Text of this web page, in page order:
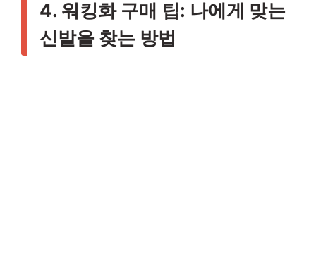
4. 워킹화 구매 팁: 나에게 맞는
신발을 찾는 방법